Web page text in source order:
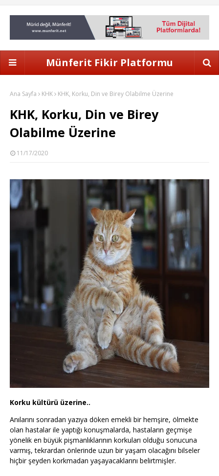
Münferit Fikir Platformu
Ana Sayfa KHK KHK, Korku, Din ve Birey Olabilme Üzerine
KHK, Korku, Din ve Birey
Olabilme Üzerine
11/17/2020
Korku kültürü üzerine..
Anılarını sonradan yazıya döken emekli bir hemşire, ölmekte
olan hastalar ile yaptığı konuşmalarda, hastaların geçmişe
yönelik en büyük pişmanlıklarının korkuları olduğu sonucuna
varmış, tekrardan önlerinde uzun bir yaşam olacağını bilseler
hiçbir şeyden korkmadan yaşayacaklarını belirtmişler.